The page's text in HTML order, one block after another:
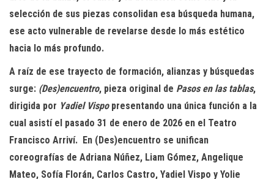
selección de sus piezas consolidan esa búsqueda humana,
ese acto vulnerable de revelarse desde lo más estético
hacia lo más profundo.
A raíz de ese trayecto de formación, alianzas y búsquedas
surge: (Des)encuentro, pieza original de Pasos en las tablas,
dirigida por Yadiel Vispopresentando una única función a la
cual asistí el pasado 31 de enero de 2026 en el Teatro
Francisco Arriví. En (Des)encuentro se unifican
coreografías de Adriana Núñez, Liam Gómez, Angelique
Mateo, Sofía Florán, Carlos Castro, Yadiel Vispo y Yolie